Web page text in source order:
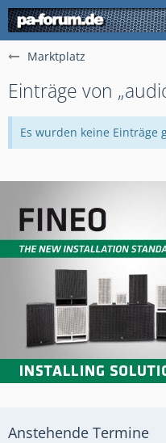
Marktplatz
Einträge von
Es wurden keine Einträge
Anstehende Termine